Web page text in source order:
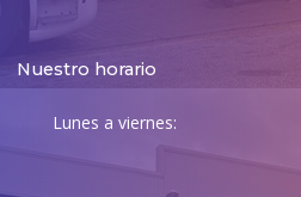
Nuestro horario
Lunes a viernes: